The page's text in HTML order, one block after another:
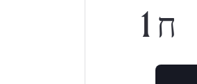
1 ח